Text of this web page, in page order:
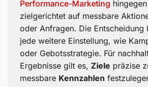
Performance-Marketing
zielgerichtet auf messbare
oder Anfragen. Die Entscheidung
jede weitere Einstellung, wie
oder Gebotsstrategie. Für
Ergebnisse gilt es, Ziele präzise
messbare Kennzahlen